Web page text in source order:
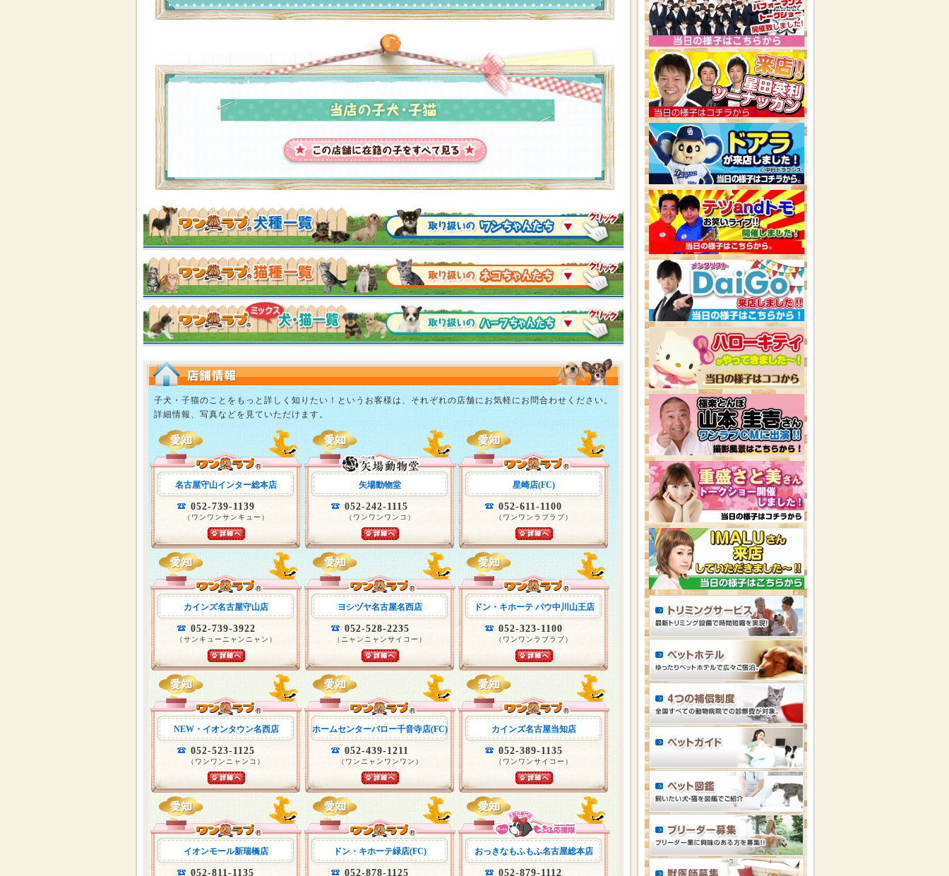
子犬・子猫のことをもっと詳しく知りたい！というお客様は、それぞれの店舗にお気軽にお問合わせください。
詳細情報、写真などを見ていただけます。
名古屋守山インター総本店
052-739-1139
（ワンワンサンキュー）
矢場動物堂
052-242-1115
（ワンワンワンコ）
星崎店(FC)
052-611-1100
（ワンワンラブラブ）
カインズ名古屋守山店
052-739-3922
（サンキューニャンニャン）
ヨシヅヤ名古屋名西店
052-528-2235
（ニャンニャンサイコー）
ドン・キホーテ パウ中川山王店
052-323-1100
（ワンワンラブラブ）
NEW・イオンタウン名西店
052-523-1125
（ワンワンニャンコ）
ホームセンターバロー千音寺店(FC)
052-439-1211
（ワンニャンワンワン）
カインズ名古屋当知店
052-389-1135
（ワンワンサイコー）
イオンモール新瑞橋店
052-811-1135
ドン・キホーテ緑店(FC)
052-878-1125
おっきなもふもふ名古屋総本店
052-879-1112